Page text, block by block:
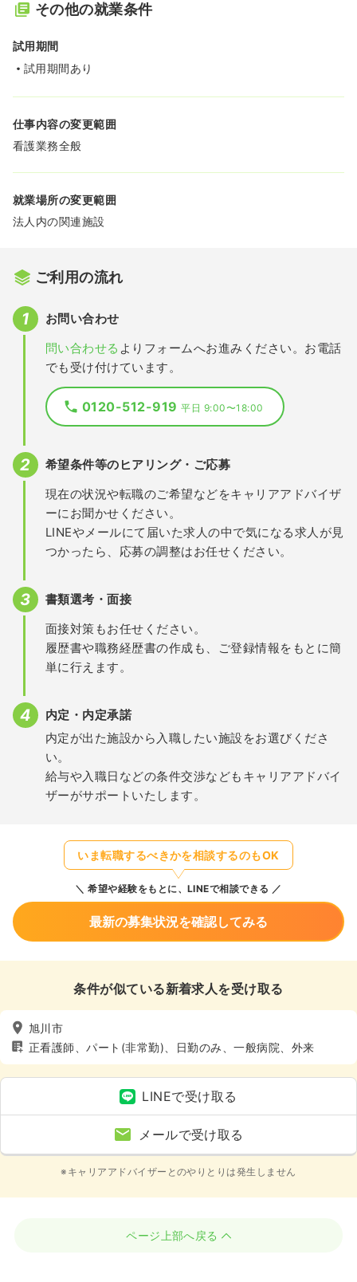
その他の就業条件
試用期間
試用期間あり
仕事内容の変更範囲
看護業務全般
就業場所の変更範囲
法人内の関連施設
ご利用の流れ
お問い合わせ
問い合わせる よりフォームへお進みください。お電話
でも受け付けています。
0120-512-919平日 9:00〜18:00
希望条件等のヒアリング・ご応募
現在の状況や転職のご希望などをキャリアアドバイザ
ーにお聞かせください。
LINEやメールにて届いた求人の中で気になる求人が見
つかったら、応募の調整はお任せください。
書類選考・面接
面接対策もお任せください。
履歴書や職務経歴書の作成も、ご登録情報をもとに簡
単に行えます。
内定・内定承諾
内定が出た施設から入職したい施設をお選びくださ
い。
給与や入職日などの条件交渉などもキャリアアドバイ
ザーがサポートいたします。
いま転職するべきかを相談するのもOK
希望や経験をもとに、LINEで相談できる
最新の募集状況を確認してみる
条件が似ている新着求人を受け取る
旭川市
正看護師、パート(非常勤)、日勤のみ、一般病院、外来
LINEで受け取る
メールで受け取る
※キャリアアドバイザーとのやりとりは発生しません
ページ上部へ戻る